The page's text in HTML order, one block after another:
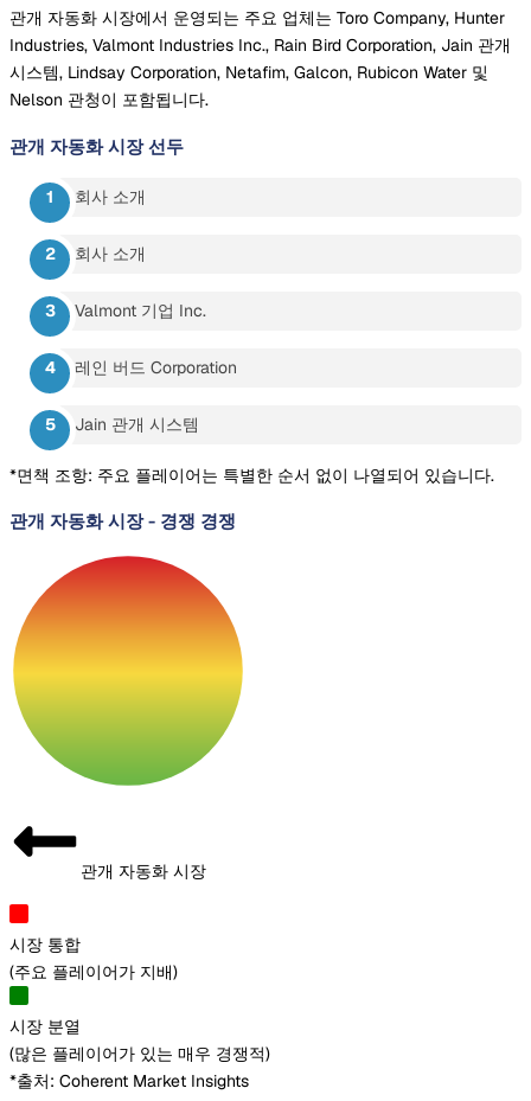
관개 자동화 시장에서 운영되는 주요 업체는 Toro Company, Hunter
Industries, Valmont Industries Inc., Rain Bird Corporation, Jain 관개
시스템, Lindsay Corporation, Netafim, Galcon, Rubicon Water 및
Nelson 관청이 포함됩니다.
관개 자동화 시장 선두
회사 소개
회사 소개
Valmont 기업 Inc.
레인 버드 Corporation
Jain 관개 시스템
*면책 조항: 주요 플레이어는 특별한 순서 없이 나열되어 있습니다.
관개 자동화 시장- 경쟁 경쟁
관개 자동화 시장
시장 통합
(주요 플레이어가 지배)
시장 분열
(많은 플레이어가 있는 매우 경쟁적)
*출처: Coherent Market Insights